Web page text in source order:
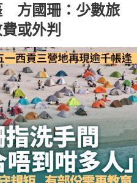
方國珊：少數旅
或外判